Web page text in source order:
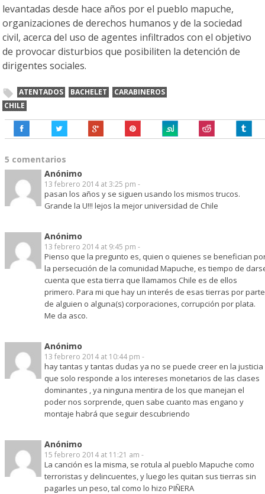
levantadas desde hace años por el pueblo mapuche,
organizaciones de derechos humanos y de la sociedad
civil, acerca del uso de agentes infiltrados con el objetivo
de provocar disturbios que posibiliten la detención de
dirigentes sociales.
ATENTADOS BACHELET
CARABINEROS
CHILE
5 comentarios
Anónimo
13 febrero 2014 at 3:25 pm -
pasan los años y se siguen usando los mismos trucos.
Grande la U!!! lejos la mejor universidad de Chile
Anónimo
13 febrero 2014 at 9:45 pm -
Pienso que la pregunto es, quien o quienes se benefician
la persecución de la comunidad Mapuche, es tiempo de
cuenta que esta tierra que llamamos Chile es de ellos
primero. Para mi que hay un interés de esas tierras por parte
de alguien o alguna(s) corporaciones, corrupción por plata.
Me da asco.
Anónimo
13 febrero 2014 at 10:44 pm -
hay tantas y tantas dudas ya no se puede creer en la justicia
que solo responde a los intereses monetarios de las clases
dominantes , ya ninguna mentira de los que manejan el
poder nos sorprende, quen sabe cuanto mas engano y
montaje habrá que seguir descubriendo
Anónimo
15 febrero 2014 at 11:21 am -
La canción es la misma, se rotula al pueblo Mapuche como
terroristas y delincuentes, y luego les quitan sus tierras sin
pagarles un peso, tal como lo hizo PIÑERA